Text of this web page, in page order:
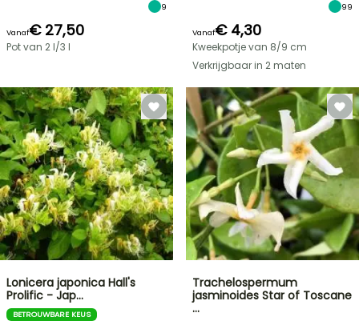
9
Vanaf€ 27,50
Pot van 2 l/3 l
99
Vanaf€ 4,30
Kweekpotje van 8/9 cm
Verkrijgbaar in 2 maten
Lonicera japonica Hall's
Prolific - Jap…
BETROUWBARE KEUS
Trachelospermum
jasminoides Star of Toscane
…